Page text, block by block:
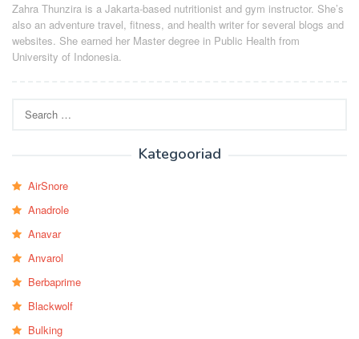
Zahra Thunzira is a Jakarta-based nutritionist and gym instructor. She’s
also an adventure travel, fitness, and health writer for several blogs and
websites. She earned her Master degree in Public Health from
University of Indonesia.
for:
Kategooriad
AirSnore
Anadrole
Anavar
Anvarol
Berbaprime
Blackwolf
Bulking